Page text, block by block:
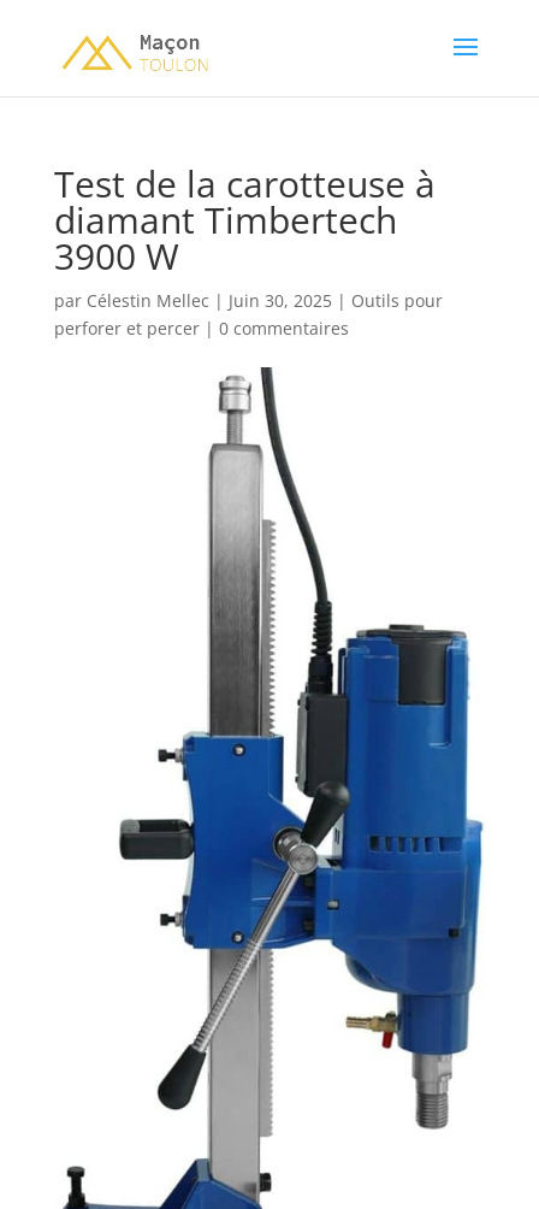
Test de la carotteuse à
diamant Timbertech
3900 W
par Célestin Mellec | Juin 30, 2025| Outils pour
perforer et percer| 0 commentaires